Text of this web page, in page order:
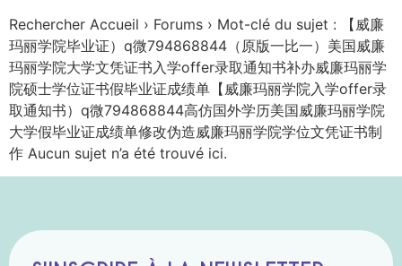
Rechercher Accueil › Forums › Mot-clé du sujet : 【威廉
玛丽学院毕业证）q微794868844（原版一比一）美国威廉
玛丽学院大学文凭证书入学offer录取通知书补办威廉玛丽学
院硕士学位证书假毕业证成绩单【威廉玛丽学院入学offer录
取通知书）q微794868844高仿国外学历美国威廉玛丽学院
大学假毕业证成绩单修改伪造威廉玛丽学院学位文凭证书制
作 Aucun sujet n’a été trouvé ici.